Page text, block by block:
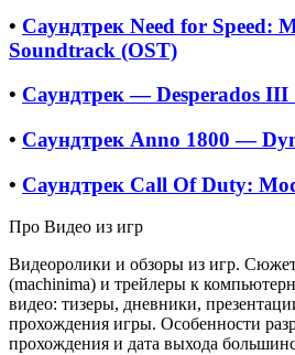
• Саундтрек Need for Speed:
Soundtrack (OST)
• Саундтрек — Desperados
• Саундтрек Anno 1800 —
• Саундтрек Call Of Duty:
Про Видео из игр
Видеоролики и обзоры из игр.
(machinima) и трейлеры к
видео: тизеры, дневники,
прохождения игры. Особенности
прохождения и дата выхода